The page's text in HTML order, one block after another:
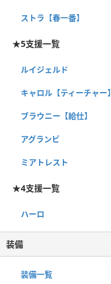
ストラ【春一番】
★5支援一覧
ルイジェルド
キャロル【ティーチャー】
ブラウニー【給仕】
アグランビ
ミアトレスト
★4支援一覧
ハーロ
装備
装備一覧